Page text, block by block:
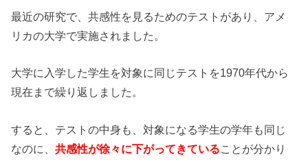
最近の研究で、共感性を見るためのテストがあり、アメ
リカの大学で実施されました。
大学に入学した学生を対象に同じテストを1970年代から
現在まで繰り返しました。
すると、テストの中身も、対象になる学生の学年も同じ
なのに、共感性が徐々に下がってきていることが分かり